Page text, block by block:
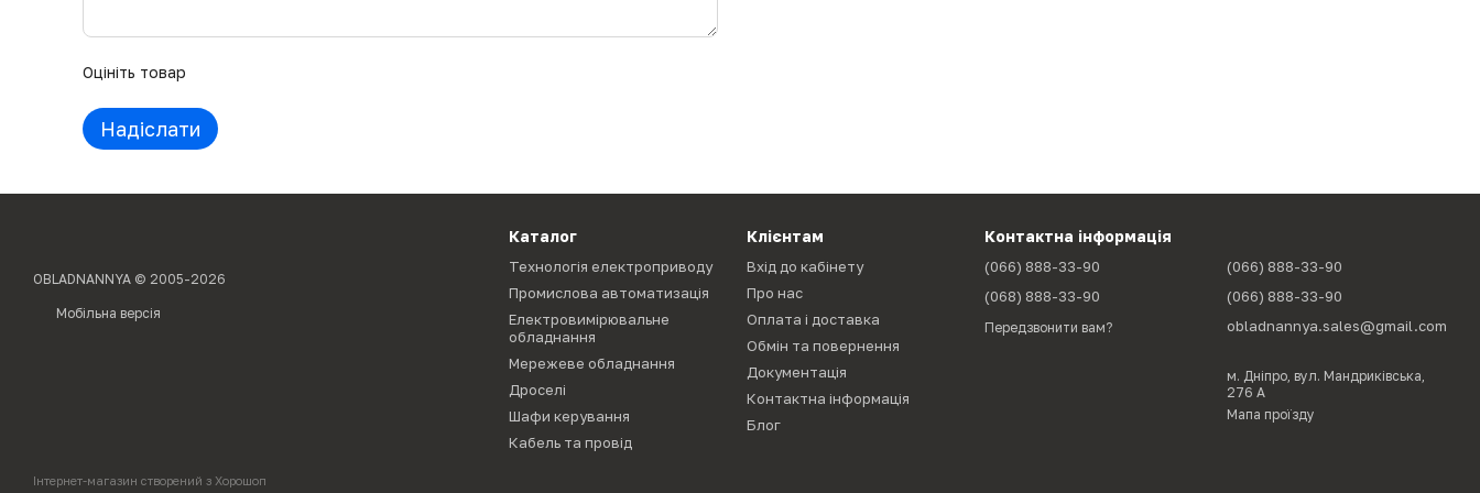
Оцініть товар
Надіслати
OBLADNANNYA © 2005-2026
Мобільна версія
Інтернет-магазин створений з Хорошоп
Каталог
Технологія електроприводу
Промислова автоматизація
Електровимірювальне
обладнання
Мережеве обладнання
Дроселі
Шафи керування
Кабель та провід
Клієнтам
Вхід до кабінету
Про нас
Оплата і доставка
Обмін та повернення
Документація
Контактна інформація
Блог
Контактна інформація
(066) 888-33-90
(068) 888-33-90
Передзвонити вам?
(066) 888-33-90
(066) 888-33-90
obladnannya.sales@gmail.com
м. Дніпро, вул. Мандриківська,
276 А
Мапа проїзду